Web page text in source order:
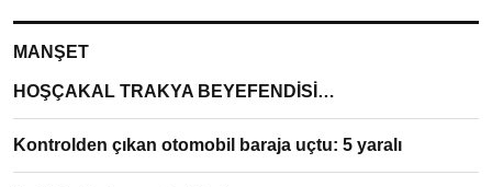
MANŞET
HOŞÇAKAL TRAKYA BEYEFENDİSİ…
Kontrolden çıkan otomobil baraja uçtu: 5 yaralı